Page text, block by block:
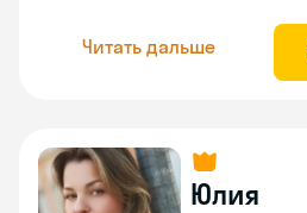
Читать дальше
Юлия